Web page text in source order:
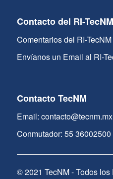
Contacto del RI-TecNM
Comentarios del RI-TecNM
Envíanos un Email al RI-
Contacto TecNM
Email: contacto@tecnm.mx
Conmutador: 55 36002500
© 2021 TecNM - Todos